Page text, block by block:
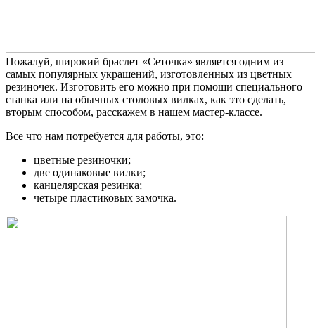
Пожалуй, широкий браслет «Сеточка» является одним из
самых популярных украшений, изготовленных из цветных
резиночек. Изготовить его можно при помощи специального
станка или на обычных столовых вилках, как это сделать,
вторым способом, расскажем в нашем мастер-классе.
Все что нам потребуется для работы, это:
цветные резиночки;
две одинаковые вилки;
канцелярская резинка;
четыре пластиковых замочка.